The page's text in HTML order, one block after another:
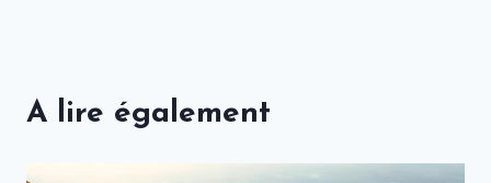
A lire également